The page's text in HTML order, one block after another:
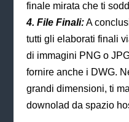
finale mirata che ti
4. File Finali:A
tutti gli elaborati finali
di immagini PNG o
fornire anche i DWG.
grandi dimensioni, ti
downolad da spazio